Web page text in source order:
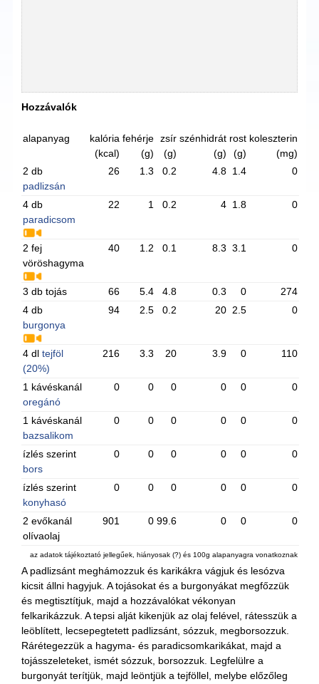
Hozzávalók
alapanyag
kalória
(kcal)
fehérje
(g)
zsír
(g)
szénhidrát
(g)
rost
(g)
koleszterin
(mg)
2 db
padlizsán
26 1.3 0.2 4.8 1.4 0
4 db
paradicsom
22 1 0.2 4 1.8 0
2 fej
vöröshagyma
40 1.2 0.1 8.3 3.1 0
3 db tojás 66 5.4 4.8 0.3 0
274
4 db
burgonya
94 2.5 0.2 20 2.5 0
4 dltejföl
(20%)
216 3.3 20 3.9 0 110
1 kávéskanál
oregánó
0 0 0 0 0 0
1 kávéskanál
bazsalikom
0 0 0 0 0 0
ízlés szerint
bors
0 0 0 0 0 0
ízlés szerint
konyhasó
0 0 0 0 0 0
2 evőkanál
olívaolaj
901 0 99.6 0 0 0
az adatok tájékoztató jellegűek, hiányosak (?) és 100g alapanyagra vonatkoznak
A padlizsánt meghámozzuk és karikákra vágjuk és lesózva
kicsit állni hagyjuk. A tojásokat és a burgonyákat megfőzzük
és megtisztítjuk, majd a hozzávalókat vékonyan
felkarikázzuk. A tepsi alját kikenjük az olaj felével, rátesszük a
leöblített, lecsepegtetett padlizsánt, sózzuk, megborsozzuk.
Rárétegezzük a hagyma- és paradicsomkarikákat, majd a
tojásszeleteket, ismét sózzuk, borsozzuk. Legfelülre a
burgonyát terítjük, majd leöntjük a tejföllel, melybe előzőleg